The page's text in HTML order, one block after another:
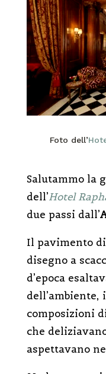
Foto dell’
Salutammo la
dell’Hotel
due passi dall’
Il pavimento
disegno a
d’epoca
composizioni
che
aspettavano